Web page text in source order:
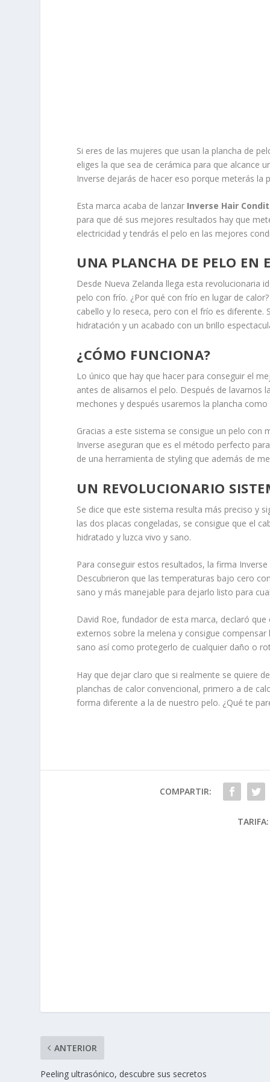
Si eres de las mujeres que usan la plancha de
eliges la que sea de cerámica para que alcance
Inverse dejarás de hacer eso porque meterás la
Esta marca acaba de lanzar Inverse Hair
para que dé sus mejores resultados hay que
electricidad y tendrás el pelo en las mejores
UNA PLANCHA DE PELO EN
Desde Nueva Zelanda llega esta revolucionaria
pelo con frío. ¿Por qué con frío en lugar de
cabello y lo reseca, pero con el frío es diferente.
hidratación y un acabado con un brillo
¿CÓMO FUNCIONA?
Lo único que hay que hacer para conseguir el
antes de alisarnos el pelo. Después de lavarnos
mechones y después usaremos la plancha
Gracias a este sistema se consigue un pelo con
Inverse aseguran que es el método perfecto
de una herramienta de styling que además de
UN REVOLUCIONARIO
Se dice que este sistema resulta más preciso y
las dos placas congeladas, se consigue que el
hidratado y luzca vivo y sano.
Para conseguir estos resultados, la firma
Descubrieron que las temperaturas bajo cero
sano y más manejable para dejarlo listo para
David Roe, fundador de esta marca, declaró
externos sobre la melena y consigue
sano así como protegerlo de cualquier daño o
Hay que dejar claro que si realmente se quiere
planchas de calor convencional, primero a de
forma diferente a la de nuestro pelo. ¿Qué te
COMPARTIR:
TARIFA:
ANTERIOR
Peeling ultrasónico, descubre sus secretos